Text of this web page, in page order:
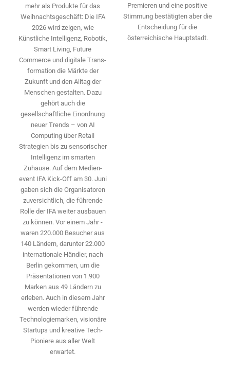
mehr als Produkte für das
Weihnachtsgeschäft: Die IFA
2026 wird ­zeigen, wie
Künstliche Intelligenz, Robotik,
Smart Living, Future
Commerce und digitale Trans­
formation die Märkte der
Zukunft und den Alltag der
Menschen gestalten. Dazu
gehört auch die
gesellschaftliche Einordnung
neuer Trends – von AI
Computing über Retail
Strategien bis zu sensorischer
Intelligenz im smarten
Zuhause. Auf dem Medien­
event IFA Kick-Off am 30. Juni
gaben sich die Organisatoren
zuversichtlich, die führende
Rolle der IFA weiter ausbauen
zu können. Vor einem Jahr ­
waren 220.000 Besucher aus
140 ­Ländern, ­darunter 22.000
internationale Händler, nach
Berlin gekommen, um die
Präsen­tationen von 1.900
Marken aus 49 Ländern zu
erleben. Auch in diesem Jahr
werden wieder führende
Technologiemarken, visionäre
Startups und ­kreative Tech-
Pioniere aus aller Welt
erwartet.
Premieren und eine positive
Stimmung bestätigten aber die
Entscheidung für die
österreichische Hauptstadt.